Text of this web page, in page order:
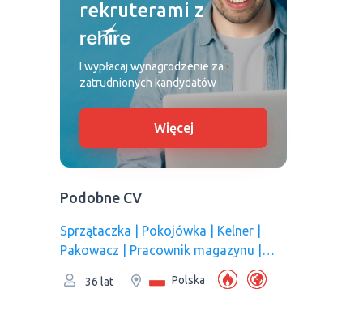
rekruterami z
I wypłacaj wynagrodzenie za
zatrudnionych kandydatów
Więcej
Podobne CV
Sprzątaczka | Pokojówka | Kelner |
Pakowacz | Рracownik magazynu |
Pracownik kuchni/Pomoc kuchenna |
Pracownik produkcji | Оperator linii
36 lat Polska